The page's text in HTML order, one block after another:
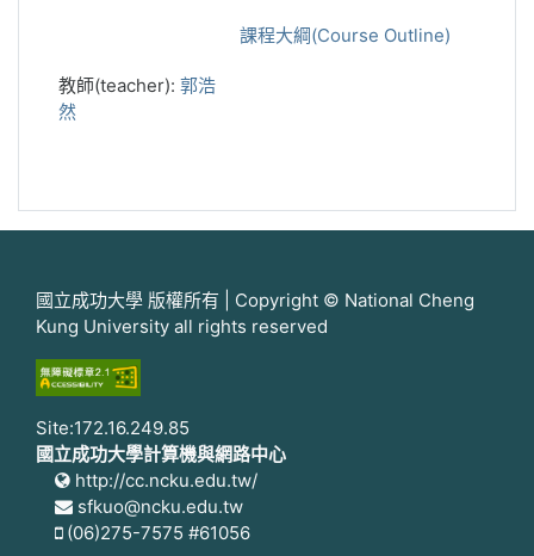
課程大綱(Course Outline)
教師(teacher): 郭浩
然
國立成功大學 版權所有 | Copyright © National Cheng
Kung University all rights reserved
Site:172.16.249.85
國立成功大學計算機與網路中心
http://cc.ncku.edu.tw/
sfkuo@ncku.edu.tw
(06)275-7575 #61056